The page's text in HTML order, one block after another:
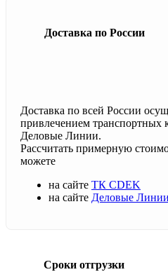
Доставка по России
Доставка по всей России
привлечением
Деловые Линии.
Рассчитать примерную
можете
на сайте ТК CDEK
на сайте Деловые Линии
Сроки отгрузки